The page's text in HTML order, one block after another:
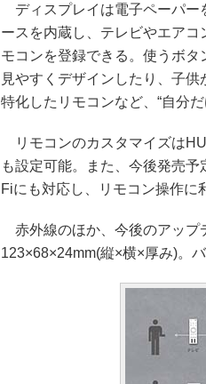
ディスプレイは電子ペーパー
ースを内蔵し、テレビやエア
モコンを登録できる。使うボ
見やすくデザインしたり、子
特化したリモコンなど、“自分
リモコンのカスタマイズは
も設定可能。また、今後発売
Fiにも対応し、リモコン操作に
赤外線のほか、今後のアップ
123×68×24mm(縦×横×厚み)。